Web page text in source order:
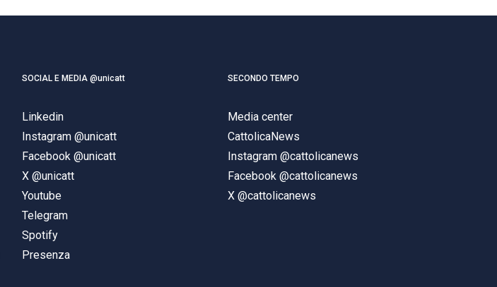
SOCIAL E MEDIA @unicatt
Linkedin
Instagram @unicatt
Facebook @unicatt
X @unicatt
Youtube
Telegram
Spotify
Presenza
SECONDO TEMPO
Media center
CattolicaNews
Instagram @cattolicanews
Facebook @cattolicanews
X @cattolicanews